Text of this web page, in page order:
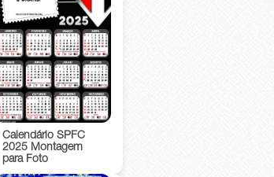
Calendário SPFC
2025 Montagem
para Foto